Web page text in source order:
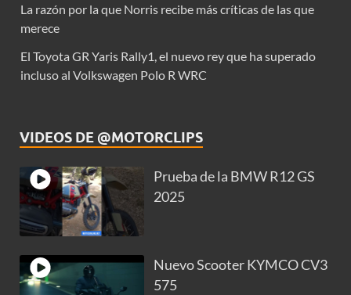
La razón por la que Norris recibe más críticas de las que
merece
El Toyota GR Yaris Rally1, el nuevo rey que ha superado
incluso al Volkswagen Polo R WRC
VIDEOS DE @MOTORCLIPS
Prueba de la BMW R12 GS
2025
Nuevo Scooter KYMCO CV3
575